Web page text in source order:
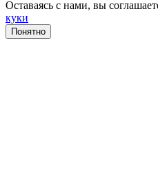
Оставаясь с нами, вы
куки
Понятно